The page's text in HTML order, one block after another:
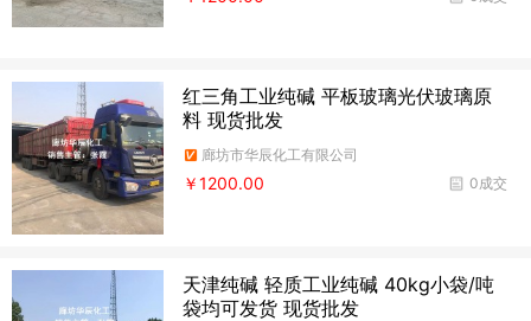
红三角工业纯碱 平板玻璃光伏玻璃原
料 现货批发
廊坊市华辰化工有限公司
0成交
￥1200.00
天津纯碱 轻质工业纯碱 40kg小袋/吨
袋均可发货 现货批发